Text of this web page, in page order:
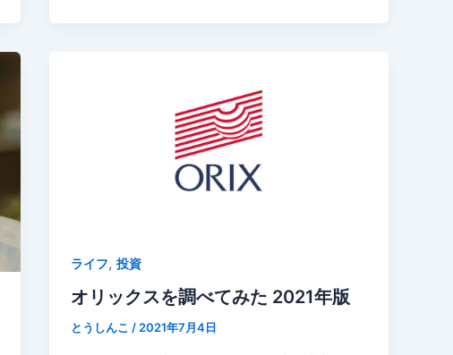
ライフ,投資
オリックスを調べてみた 2021年版
とうしんこ/2021年7月4日